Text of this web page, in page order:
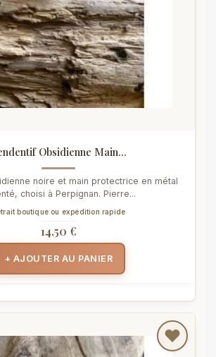
Obsidienne Main...
noire et main protectrice en métal
choisi à Perpignan. Pierre...
boutique ou expédition rapide
14,50 €
+ AJOUTER AU PANIER